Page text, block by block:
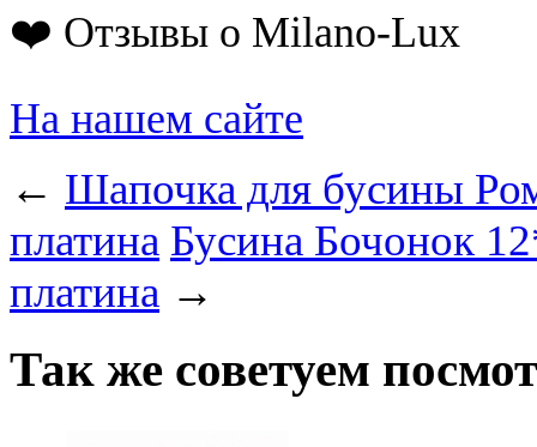
❤️ Отзывы о Milano-Lux
На нашем сайте
← Шапочка для бусины
платина Бусина Бочонок
платина →
Так же советуем